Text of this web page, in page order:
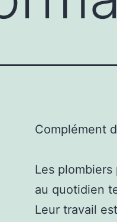
Complément
Les
au quotidien
Leur travail